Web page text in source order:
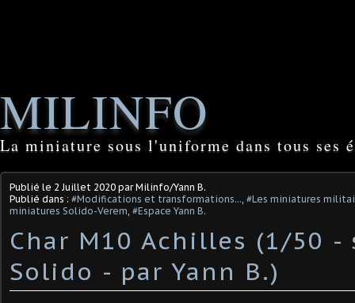
MILINFO
La miniature sous l'uniforme dans tous ses
Publié le 2 Juillet 2020 par Milinfo/Yann B.
Publié dans : #Modifications et transformations..., #Les miniatures
miniatures Solido-Verem, #Espace Yann B.
Char M10 Achilles (1/50 -
Solido - par Yann B.)